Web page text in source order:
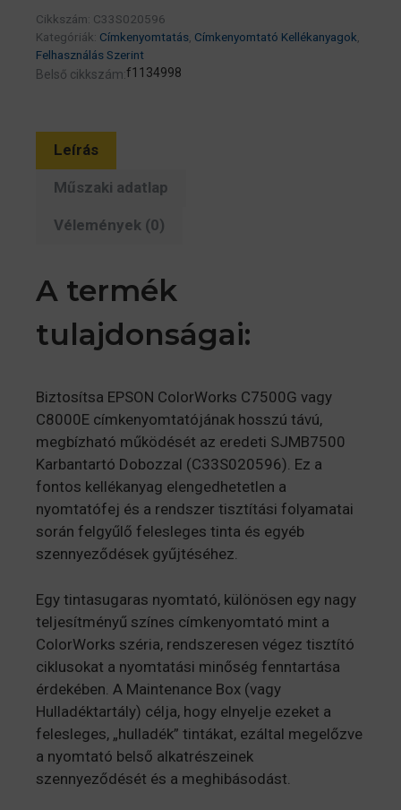
mennyiség
Cikkszám: C33S020596
Kategóriák: Címkenyomtatás Címkenyomtató Kellékanyagok
Felhasználás Szerint
Belső cikkszám:f1134998
Leírás
Műszaki adatlap
Vélemények (0)
A termék
tulajdonságai:
Biztosítsa EPSON ColorWorks C7500G vagy
C8000E címkenyomtatójának hosszú távú,
megbízható működését az eredeti SJMB7500
Karbantartó Dobozzal (C33S020596). Ez a
fontos kellékanyag elengedhetetlen a
nyomtatófej és a rendszer tisztítási folyamatai
során felgyűlő felesleges tinta és egyéb
szennyeződések gyűjtéséhez.
Egy tintasugaras nyomtató, különösen egy nagy
teljesítményű színes címkenyomtató mint a
ColorWorks széria, rendszeresen végez tisztító
ciklusokat a nyomtatási minőség fenntartása
érdekében. A Maintenance Box (vagy
Hulladéktartály) célja, hogy elnyelje ezeket a
felesleges, „hulladék” tintákat, ezáltal megelőzve
a nyomtató belső alkatrészeinek
szennyeződését és a meghibásodást.